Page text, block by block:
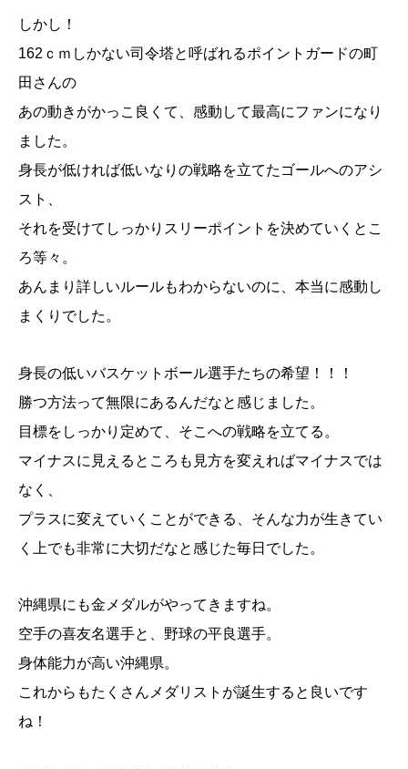
しかし！
162ｃｍしかない司令塔と呼ばれるポイントガードの町
田さんの
あの動きがかっこ良くて、感動して最高にファンになり
ました。
身長が低ければ低いなりの戦略を立てたゴールへのアシ
スト、
それを受けてしっかりスリーポイントを決めていくとこ
ろ等々。
あんまり詳しいルールもわからないのに、本当に感動し
まくりでした。
身長の低いバスケットボール選手たちの希望！！！
勝つ方法って無限にあるんだなと感じました。
目標をしっかり定めて、そこへの戦略を立てる。
マイナスに見えるところも見方を変えればマイナスでは
なく、
プラスに変えていくことができる、そんな力が生きてい
く上でも非常に大切だなと感じた毎日でした。
沖縄県にも金メダルがやってきますね。
空手の喜友名選手と、野球の平良選手。
身体能力が高い沖縄県。
これからもたくさんメダリストが誕生すると良いです
ね！